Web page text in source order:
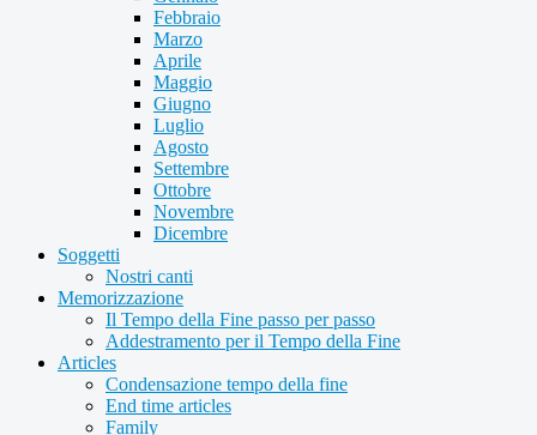
Febbraio
Marzo
Aprile
Maggio
Giugno
Luglio
Agosto
Settembre
Ottobre
Novembre
Dicembre
Soggetti
Nostri canti
Memorizzazione
Il Tempo della Fine passo per passo
Addestramento per il Tempo della Fine
Articles
Condensazione tempo della fine
End time articles
Family